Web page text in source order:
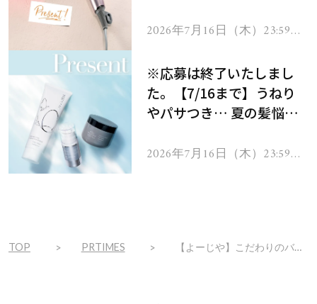
ヘアドライヤー ジュエル
2026年7月16日（木）23:59ま
※応募は終了いたしまし
た。【7/16まで】うねり
やパサつき… 夏の髪悩み
ムを13名様にプレゼン
2026年7月16日（木）23:59ま
TOP PRTIMES 【よーじや】こだわりのバレンタインギフトを初の限定パッケージで発売！＜販売期間：2023年1月25日(水)～2月14日(火)＞